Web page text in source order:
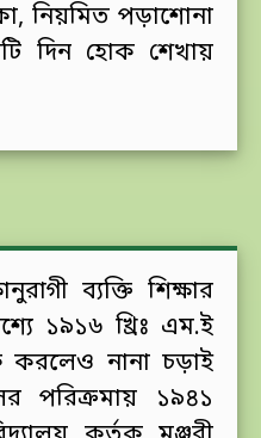
নিয়মিত পড়াশোনা
দিন হোক শেখায়
ব্যক্তি শিক্ষার
১৯১৬ খ্রিঃ এম.ই
করলেও নানা চড়াই
পরিক্রমায় ১৯৪১